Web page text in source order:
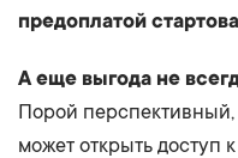
предоплатой
А еще выгода не
Порой
может открыть доступ